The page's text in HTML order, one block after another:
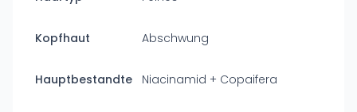
Kopfhaut Abschwung
HauptbestandteileNiacinamid + Copaifera